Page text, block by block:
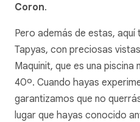
Coron.
Pero además de estas, aquí
Tapyas, con preciosas
Maquinit, que es una
40º. Cuando hayas
garantizamos que no
lugar que hayas conocido